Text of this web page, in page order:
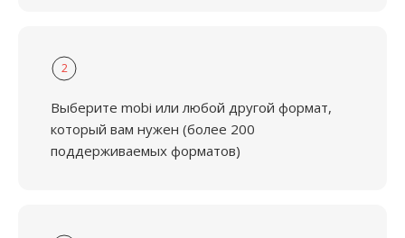
2
Выберите mobi или любой другой формат,
который вам нужен (более 200
поддерживаемых форматов)